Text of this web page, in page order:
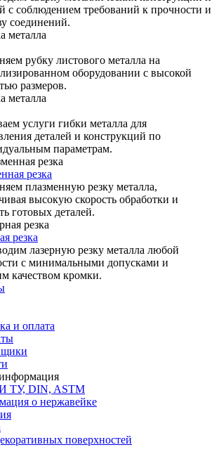
с соблюдением требований к прочности и
соединений.
рубку листового металла на
оборудовании с высокой
размеров.
услуги гибки металла для
деталей и конструкций по
параметрам.
резка
плазменную резку металла,
высокую скорость обработки и
готовых деталей.
резка
лазерную резку металла любой
с минимальными допусками и
качеством кромки.
и оплата
ТУ, DIN, ASTM
о нержавейке
поверхностей